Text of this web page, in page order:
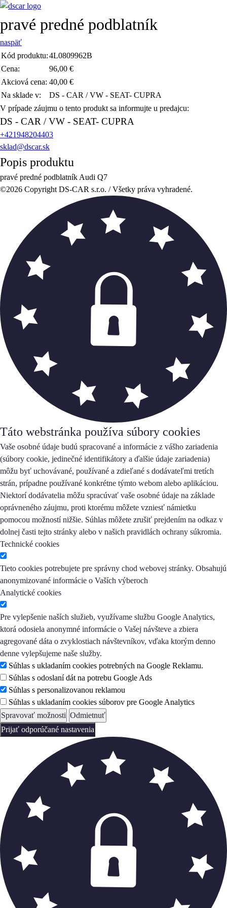
pravé predné podblatník
naspäť
Kód produktu:4L0809962B
Cena:
96,00 €
Akciová cena: 40,00 €
Na sklade v:
DS - CAR / VW - SEAT- CUPRA
V prípade záujmu o tento produkt sa informujte u predajcu:
DS - CAR / VW - SEAT- CUPRA
+421948204403
sklad@dscar.sk
Popis produktu
pravé predné podblatník Audi Q7
©2026 Copyright DS-CAR s.r.o. / Všetky práva vyhradené.
Táto webstránka používa súbory cookies
Vaše osobné údaje budú spracované a informácie z vášho zariadenia
(súbory cookie, jedinečné identifikátory a ďalšie údaje zariadenia)
môžu byť uchovávané, používané a zdieľané s dodávateľmi tretích
strán, prípadne používané konkrétne týmto webom alebo aplikáciou.
Niektorí dodávatelia môžu spracúvať vaše osobné údaje na základe
oprávneného záujmu, proti ktorému môžete vzniesť námietku
pomocou možností nižšie. Súhlas môžete zrušiť prejdením na odkaz v
dolnej časti tejto stránky alebo v našich pravidlách ochrany súkromia.
Technické cookies
Tieto cookies potrebujete pre správny chod webovej stránky. Obsahujú
anonymizované informácie o Vaších výberoch
Analytické cookies
Pre vylepšenie naších služieb, využívame službu Google Analytics,
ktorá odosiela anonymné informácie o Vašej návšteve a zbiera
agregované dáta o zvyklostiach návštevníkov, vďaka ktorým denno
denne vylepšujeme naše služby.
Súhlas s ukladaním cookies potrebných na Google Reklamu.
Súhlas s odoslaní dát na potrebu Google Ads
Súhlas s personalizovanou reklamou
Súhlas s ukladaním cookies súborov pre Google Analytics
Spravovať možnosti Odmietnuť
Prijať odporúčané nastavenia